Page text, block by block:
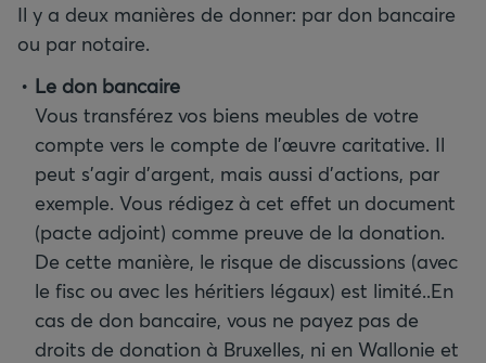
Il y a deux manières de donner: par don bancaire
ou par notaire.
Le don bancaire
Vous transférez vos biens meubles de votre
compte vers le compte de l'œuvre caritative. Il
peut s’agir d’argent, mais aussi d’actions, par
exemple. Vous rédigez à cet effet un document
(pacte adjoint) comme preuve de la donation.
De cette manière, le risque de discussions (avec
le fisc ou avec les héritiers légaux) est limité..En
cas de don bancaire, vous ne payez pas de
droits de donation à Bruxelles, ni en Wallonie et